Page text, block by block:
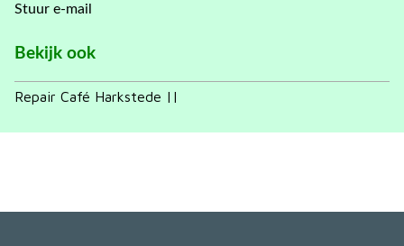
Stuur e-mail
Bekijk ook
Repair Café Harkstede ||